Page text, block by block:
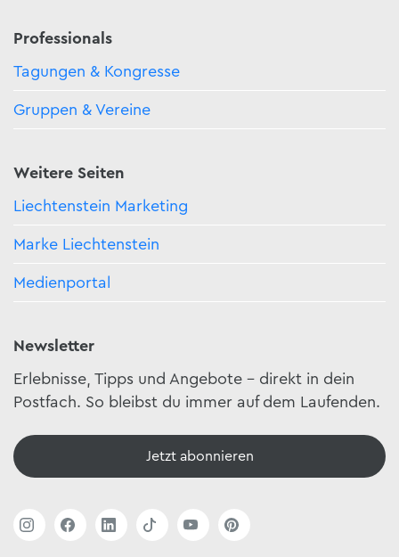
Professionals
Tagungen & Kongresse
Gruppen & Vereine
Weitere Seiten
Liechtenstein Marketing
Marke Liechtenstein
Medienportal
Newsletter
Erlebnisse, Tipps und Angebote – direkt in dein
Postfach. So bleibst du immer auf dem Laufenden.
Jetzt abonnieren